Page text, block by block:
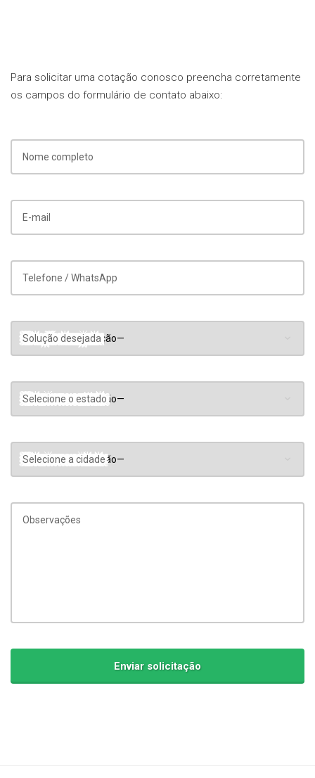
Para solicitar uma cotação conosco preencha corretamente
os campos do formulário de contato abaixo:
Nome completo
E-mail
Telefone / WhatsApp
Solução desejada
Selecione o estado
Selecione a cidade
Observações